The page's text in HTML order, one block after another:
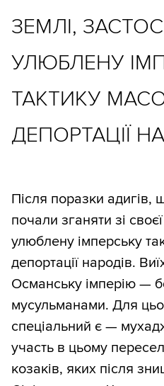
ЗЕМЛІ,
УЛЮБЛЕНУ
ТАКТИКУ
ДЕПОРТАЦІЇ
Після поразки
почали зганяти зі
улюблену імперську
депортації народів.
Османську імперію —
мусульманами. Для
спеціальний є —
участь в цьому
козаків, яких після